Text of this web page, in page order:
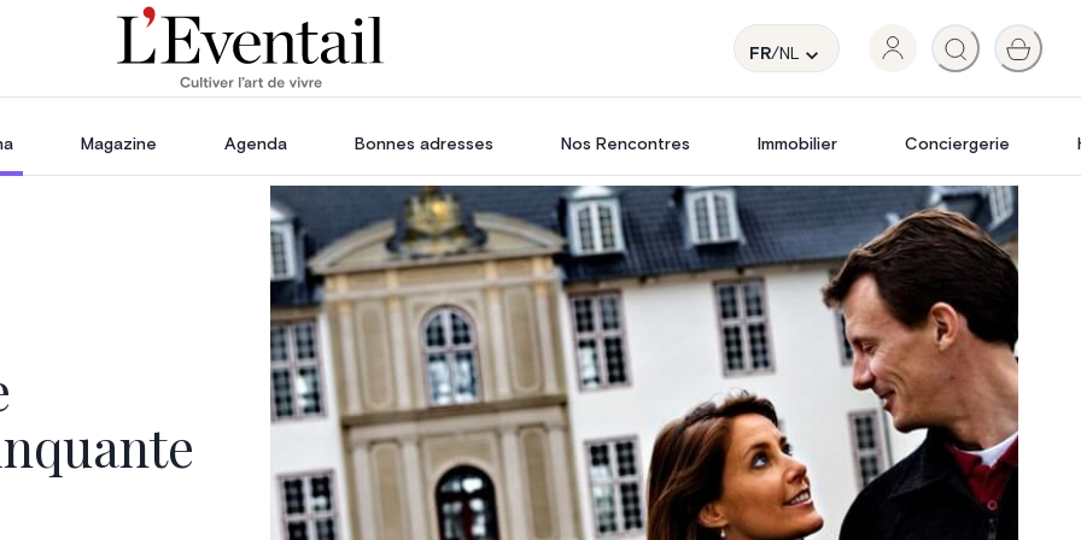
FR/NL
Voyage, Évasion & Escapade
Magazine Agenda Bonnes adresses Nos Rencontres Immobilier Conciergerie